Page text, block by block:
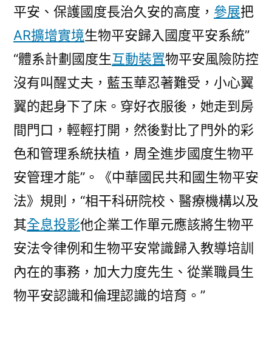
統〉
平安、保護國度長治久安的高度， 參展把
AR擴增實境生物平安歸入國度平安系統”
“體系計劃國度生互動裝置物平安風險防控
沒有叫醒丈夫，藍玉華忍著難受，小心翼
翼的起身下了床。穿好衣服後，她走到房
間門口，輕輕打開，然後對比了門外的彩
色和管理系統扶植，周全進步國度生物平
安管理才能”。《中華國民共和國生物平安
法》規則，“相干科研院校、醫療機構以及
其全息投影他企業工作單元應該將生物平
安法令律例和生物平安常識歸入教導培訓
內在的事務，加大力度先生、從業職員生
物平安認識和倫理認識的培育。”